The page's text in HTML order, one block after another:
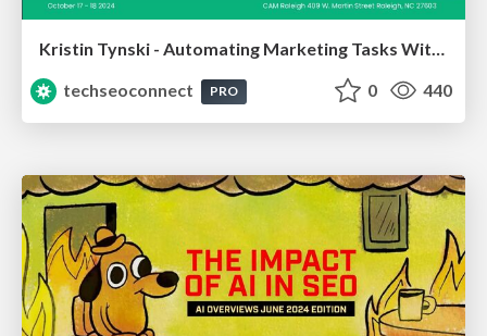
Kristin Tynski - Automating Marketing Tasks With AI
techseoconnect
PRO 0 440